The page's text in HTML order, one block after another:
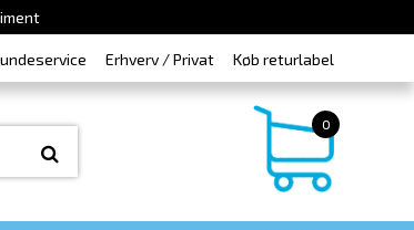
Erhverv / Privat Køb returlabel
0